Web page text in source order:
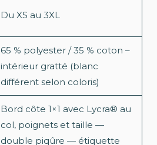
Du XS au 3XL
65 % polyester / 35 % coton –
intérieur gratté (blanc
différent selon coloris)
Bord côte 1×1 avec Lycra® au
col, poignets et taille —
double piqûre — étiquette